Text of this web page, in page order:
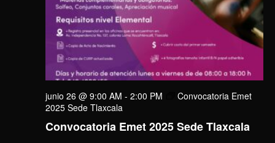
Convocatoria Emet 2025 Sede Tlaxcala
junio 26 @ 9:00 AM - 2:00 PM
Convocatoria Emet
2025 Sede Tlaxcala